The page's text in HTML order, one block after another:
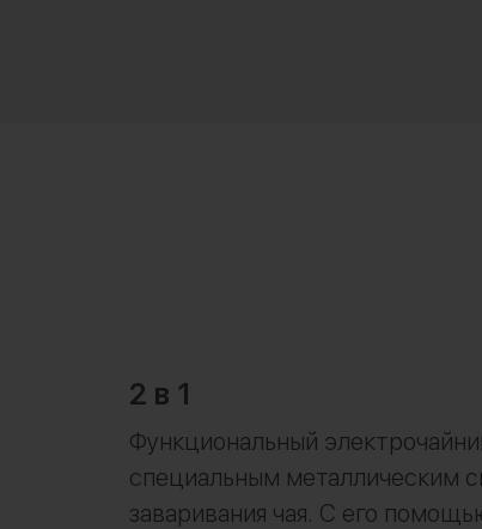
2 в 1
Функциональный
специальным металлическим
заваривания чая. С его